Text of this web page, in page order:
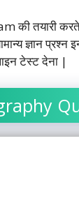
की तयारी
ज्ञान प्रश्न
टेस्ट देना |